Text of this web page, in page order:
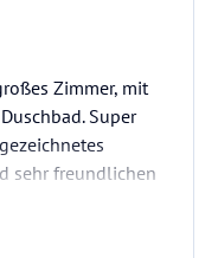
Zimmer, mit
Super
sehr freundlichen